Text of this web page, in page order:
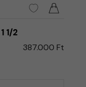
1/2
387.000 Ft